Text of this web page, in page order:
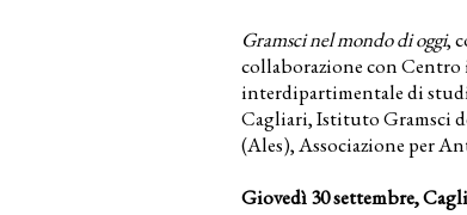
Gramsci nel mondo di oggi,
collaborazione con
interdipartimentale di
Cagliari, Istituto Gramsci
(Ales), Associazione per
Giovedì 30 settembre,